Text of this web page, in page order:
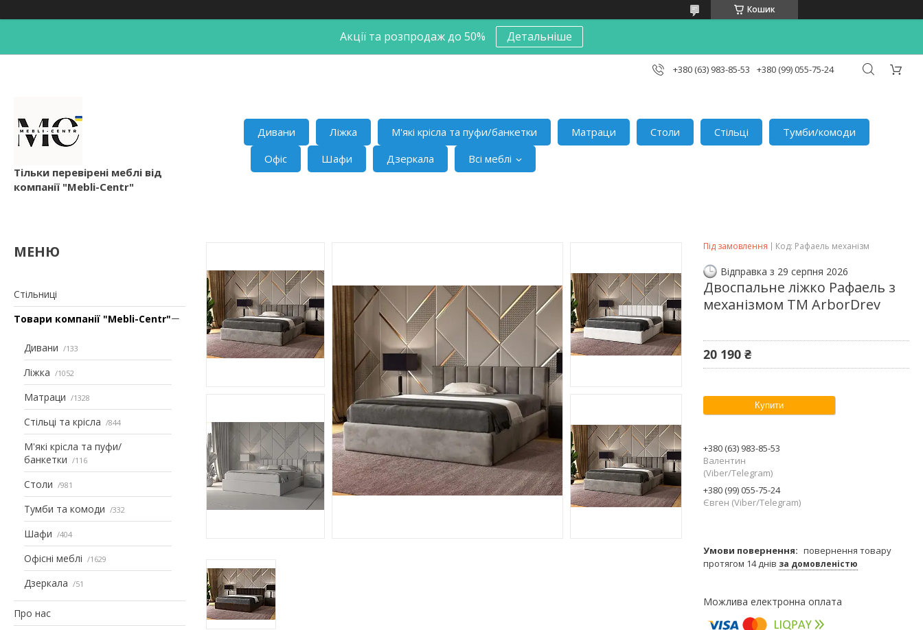
Кошик
Акції та розпродаж до 50% Детальніше
+380 (63) 983-85-53 +380 (99) 055-75-24
Тільки перевірені меблі від
компанії "Mebli-Centr"
Дивани Ліжка М'які крісла та пуфи/банкетки Матраци Столи Стільці
Тумби/комоди
Офіс
Шафи Дзеркала Всі меблі
Стільниці
Товари компанії "Mebli-Centr"
Дивани 133
Ліжка 1052
Матраци 1328
Стільці та крісла 844
М'які крісла та пуфи/
банкетки
116
Столи 981
Тумби та комоди 332
Шафи 404
Офісні меблі 1629
Дзеркала 51
Про нас
Під замовлення Код: Рафаель механізм
Відправка з 29 серпня 2026
Двоспальне ліжко Рафаель з
механізмом TM ArborDrev
20 190 ₴
Купити
+380 (63) 983-85-53
Валентин
(Viber/Telegram)
+380 (99) 055-75-24
Євген (Viber/Telegram)
повернення товару
протягом 14 днів за домовленістю